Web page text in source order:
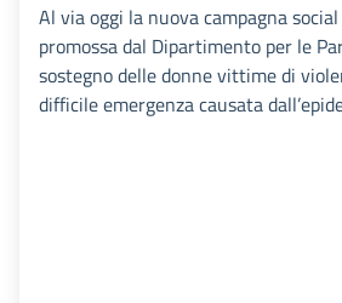
Al via oggi la nuova campagna social
promossa dal Dipartimento per le
sostegno delle donne vittime di
difficile emergenza causata